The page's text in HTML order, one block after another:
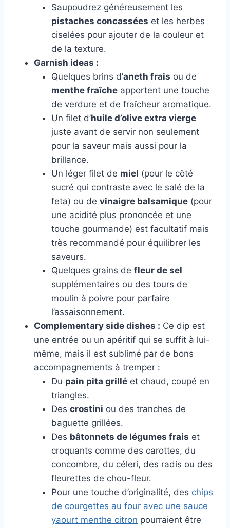
Saupoudrez généreusement les
pistaches concassées et les herbes
ciselées pour ajouter de la couleur et
de la texture.
Garnish ideas :
Quelques brins d’aneth frais ou de
menthe fraîche apportent une touche
de verdure et de fraîcheur aromatique.
Un filet d’huile d’olive extra vierge
juste avant de servir non seulement
pour la saveur mais aussi pour la
brillance.
Un léger filet de miel (pour le côté
sucré qui contraste avec le salé de la
feta) ou de vinaigre balsamique (pour
une acidité plus prononcée et une
touche gourmande) est facultatif mais
très recommandé pour équilibrer les
saveurs.
Quelques grains de fleur de sel
supplémentaires ou des tours de
moulin à poivre pour parfaire
l’assaisonnement.
Complementary side dishes : Ce dip est
une entrée ou un apéritif qui se suffit à lui-
même, mais il est sublimé par de bons
accompagnements à tremper :
Du pain pita grillé et chaud, coupé en
triangles.
Des crostini ou des tranches de
baguette grillées.
Des bâtonnets de légumes frais et
croquants comme des carottes, du
concombre, du céleri, des radis ou des
fleurettes de chou-fleur.
Pour une touche d’originalité, des chips
de courgettes au four avec une sauce
yaourt menthe citron pourraient être